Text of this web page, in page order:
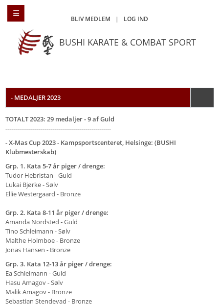
BLIV MEDLEM | LOG IND
BUSHI KARATE & COMBAT SPORT
- MEDALJER 2023
TOTALT 2023: 29 medaljer - 9 af Guld
------------------------------------------------------
- X-Mas Cup 2023 - Kampsportscenteret, Helsinge: (BUSHI
Klubmesterskab)
Grp. 1. Kata 5-7 år piger / drenge:
Tudor Hebristan - Guld
Lukai Bjørke - Sølv
Ellie Westergaard - Bronze
Grp. 2. Kata 8-11 år piger / drenge:
Amanda Nordsted - Guld
Tino Schleimann - Sølv
Malthe Holmboe - Bronze
Jonas Hansen - Bronze
Grp. 3. Kata 12-13 år piger / drenge:
Ea Schleimann - Guld
Hasu Amagov - Sølv
Malik Amagov - Bronze
Sebastian Stendevad - Bronze